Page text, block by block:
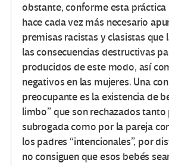
obstante, conforme esta práctica
hace cada vez más necesario
premisas racistas y clasistas que
las consecuencias destructivas
producidos de este modo, así
negativos en las mujeres. Una
preocupante es la existencia de
limbo” que son rechazados
subrogada como por la pareja
los padres “intencionales”, por
no consiguen que esos bebés